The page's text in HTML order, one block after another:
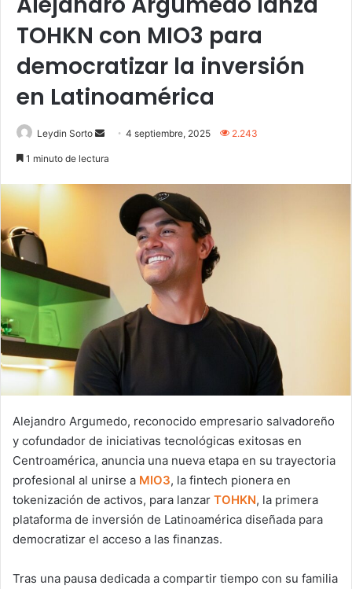
TOHKN con MIO3 para
democratizar la inversión
en Latinoamérica
Leydin Sorto
Send4 septiembre, 2025 2.243
1 minuto de lectura
Alejandro Argumedo, reconocido empresario salvadoreño
y cofundador de iniciativas tecnológicas exitosas en
Centroamérica, anuncia una nueva etapa en su trayectoria
profesional al unirse a MIO3, la fintech pionera en
tokenización de activos, para lanzar TOHKN, la primera
plataforma de inversión de Latinoamérica diseñada para
democratizar el acceso a las finanzas.
Tras una pausa dedicada a compartir tiempo con su familia